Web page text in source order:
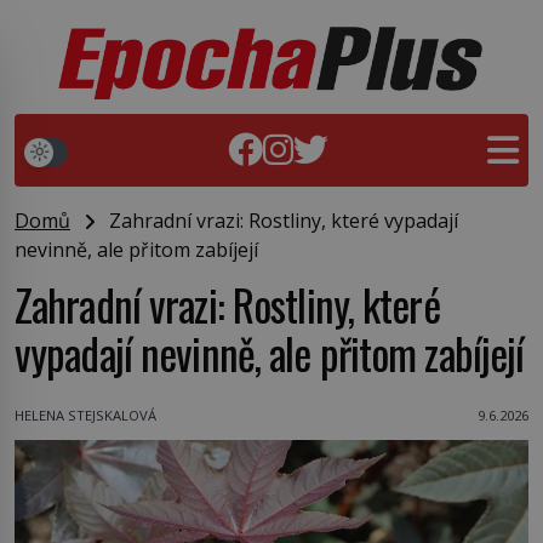
Domů
Zahradní vrazi: Rostliny, které vypadají
nevinně, ale přitom zabíjejí
Zahradní vrazi: Rostliny, které
vypadají nevinně, ale přitom zabíjejí
HELENA STEJSKALOVÁ 9.6.2026